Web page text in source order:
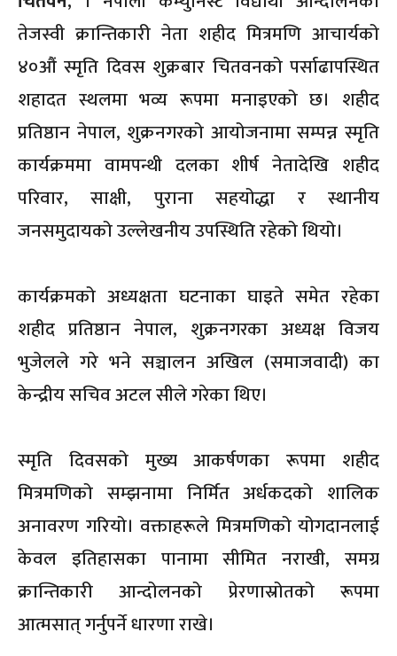
तेजस्वी क्रान्तिकारी नेता शहीद मित्रमणि आचार्यको
४०औं स्मृति दिवस शुक्रबार चितवनको पर्साढापस्थित
शहादत स्थलमा भव्य रूपमा मनाइएको छ। शहीद
प्रतिष्ठान नेपाल, शुक्रनगरको आयोजनामा सम्पन्न स्मृति
कार्यक्रममा वामपन्थी दलका शीर्ष नेतादेखि शहीद
परिवार, साक्षी, पुराना सहयोद्धा र स्थानीय
जनसमुदायको उल्लेखनीय उपस्थिति रहेको थियो।
कार्यक्रमको अध्यक्षता घटनाका घाइते समेत रहेका
शहीद प्रतिष्ठान नेपाल, शुक्रनगरका अध्यक्ष विजय
भुजेलले गरे भने सञ्चालन अखिल (समाजवादी) का
केन्द्रीय सचिव अटल सीले गरेका थिए।
स्मृति दिवसको मुख्य आकर्षणका रूपमा शहीद
मित्रमणिको सम्झनामा निर्मित अर्धकदको शालिक
अनावरण गरियो। वक्ताहरूले मित्रमणिको योगदानलाई
केवल इतिहासका पानामा सीमित नराखी, समग्र
क्रान्तिकारी आन्दोलनको प्रेरणास्रोतको रूपमा
आत्मसात् गर्नुपर्ने धारणा राखे।